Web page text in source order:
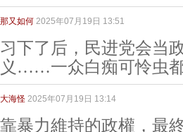
那又如何 2025年07月19日 13:51
习下了后，民进党会当
义……一众白痴可怜虫
大海怪 2025年07月19日 13:14
靠暴力維持的政權，最